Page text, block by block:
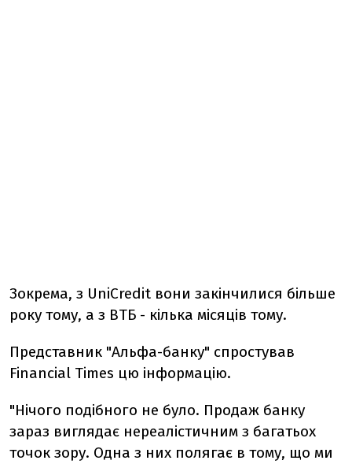
Зокрема, з UniCredit вони закінчилися більше
року тому, а з ВТБ - кілька місяців тому.
Представник "Альфа-банку" спростував
Financial Times цю інформацію.
"Нічого подібного не було. Продаж банку
зараз виглядає нереалістичним з багатьох
точок зору. Одна з них полягає в тому, що ми